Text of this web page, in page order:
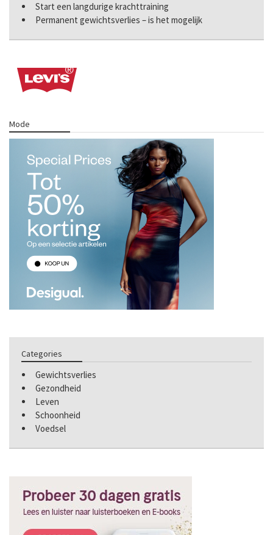
Start een langdurige krachttraining
Permanent gewichtsverlies – is het mogelijk
Mode
Categories
Gewichtsverlies
Gezondheid
Leven
Schoonheid
Voedsel